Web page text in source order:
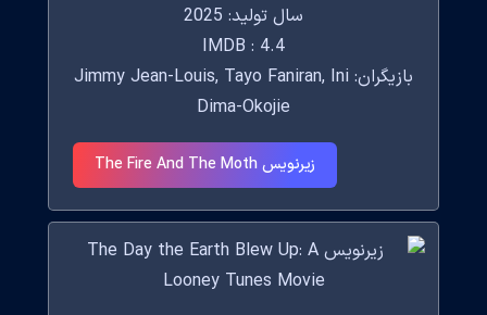
سال تولید: 2025
IMDB : 4.4
بازیگران: Jimmy Jean-Louis, Tayo Faniran, Ini
Dima-Okojie
زیرنویس The Fire And The Moth